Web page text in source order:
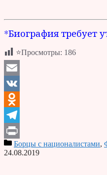
*Биография требует
⭐Просмотры: 186
Email
VK
Odnoklassniki
Telegram
PrintБорцы с националистами,
24.08.2019